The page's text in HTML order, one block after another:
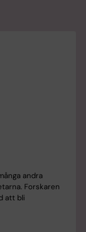
andra
Forskaren
att bli